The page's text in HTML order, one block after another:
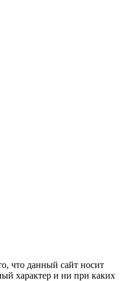
что данный сайт носит
характер и ни при каких